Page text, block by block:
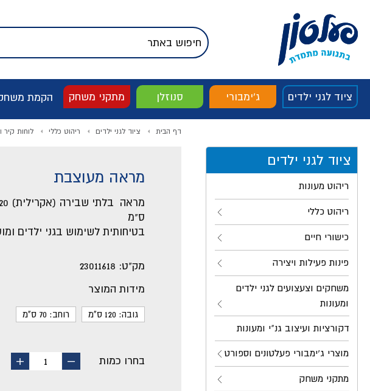
דלג לסרגל הניווט
דלג לתפריט ציוד
אודות החברה
דלג לסוף העמוד
ציוד לגני ילדים ג'ימבורי סנוזלן מתקני משחק הקמת
ציוד לגני ילדים
ריהוט מעונות
ריהוט כללי
כישורי חיים
פינות פעילות ויצירה
משחקים וצעצועים לגני ילדים
ומעונות
דקורציות ועיצוב גנ"י ומעונות
מוצרי ג'ימבורי פעלטונים וספורט
מתקני משחק
דף הבית ציוד לגני ילדים ריהוט כללי לוחות קיר
מראה מעוצבת
ס"מ
בטיחותית לשימוש בגני ילדים
מק"ט: 23011618
מידות המוצר
גובה: 120 ס"מ רוחב: 70 ס"מ
בחרו כמות
החסר
1
הוסף